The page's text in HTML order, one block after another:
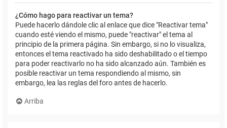
¿Cómo hago para reactivar un tema?
Puede hacerlo dándole clic al enlace que dice "Reactivar tema"
cuando esté viendo el mismo, puede "reactivar" el tema al
principio de la primera página. Sin embargo, si no lo visualiza,
entonces el tema reactivado ha sido deshabilitado o el tiempo
para poder reactivarlo no ha sido alcanzado aún. También es
posible reactivar un tema respondiendo al mismo, sin
embargo, lea las reglas del foro antes de hacerlo.
Arriba